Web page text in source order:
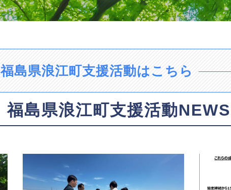
福島県浪江町支援活動はこちら
福島県浪江町支援活動NEWS